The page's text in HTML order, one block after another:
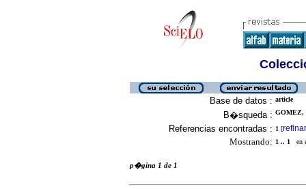
Base de datos : article
B�squeda : GOMEZ,
Referencias encontradas : 1 [refinar
Mostrando: 1 .. 1 en
p�gina 1 de 1